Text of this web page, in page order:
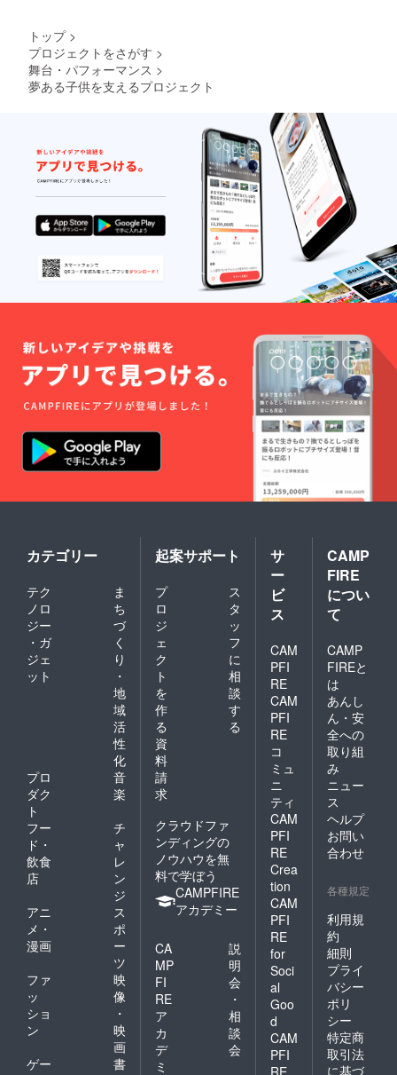
トップ >
プロジェクトをさがす >
舞台・パフォーマンス >
夢ある子供を支えるプロジェクト
カテゴリー
テク
ノロ
ジー
・ガ
ジェ
ット
ま
ち
づ
く
り
・
地
域
活
性
化
プロ
ダク
ト
音
楽
フー
ド・
飲食
店
チ
ャ
レ
ン
ジ
アニ
メ・
漫画
ス
ポ
ー
ツ
ファ
ッ
ショ
ン
映
像
・
映
画
ゲー
書
起案サポート
プ
ロ
ジ
ェ
ク
ト
を
作
る
ス
タ
ッ
フ
に
相
談
す
る
資
料
請
求
クラウドファ
ンディングの
ノウハウを無
料で学ぼう
CAMPFIRE
アカデミー
CA
MP
FI
RE
ア
カ
デ
ミ
説
明
会
・
相
談
会
サ
ー
ビ
ス
CAM
PFI
RE
CAM
PFI
RE
コ
ミュ
ニ
ティ
CAM
PFI
RE
Crea
tion
CAM
PFI
RE
for
Soci
al
Goo
d
CAM
PFI
RE
CAMP
FIRE
につい
て
CAMP
FIREと
は
あんし
ん・安
全への
取り組
み
ニュー
ス
ヘルプ
お問い
合わせ
各種規定
利用規
約
細則
プライ
バシー
ポリ
シー
特定商
取引法
に基づ